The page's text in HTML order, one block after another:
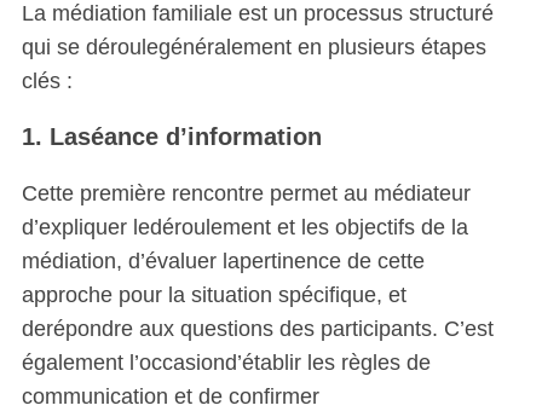
La médiation familiale est un processus structuré
qui se déroulegénéralement en plusieurs étapes
clés :
1. Laséance d’information
Cette première rencontre permet au médiateur
d’expliquer ledéroulement et les objectifs de la
médiation, d’évaluer lapertinence de cette
approche pour la situation spécifique, et
derépondre aux questions des participants. C’est
également l’occasiond’établir les règles de
communication et de confirmer